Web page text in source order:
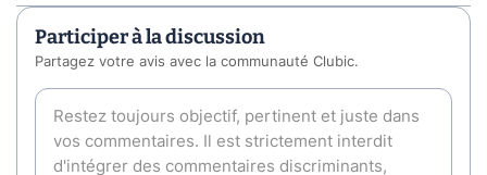
Participer à la discussion
Partagez votre avis avec la communauté Clubic.